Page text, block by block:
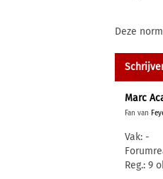
Deze
Marc
Fan van
Vak: -
Reg.: 9